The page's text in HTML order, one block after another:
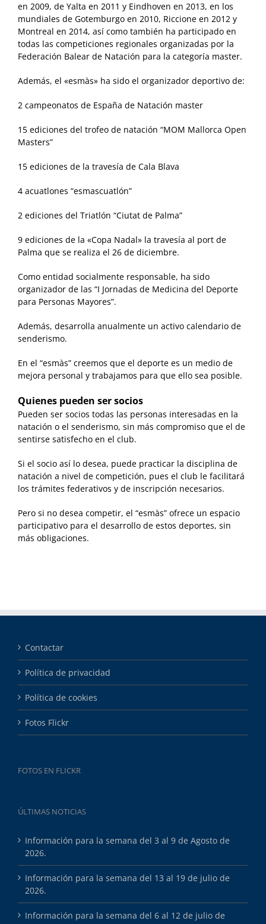
en 2009, de Yalta en 2011 y Eindhoven en 2013, en los
mundiales de Gotemburgo en 2010, Riccione en 2012 y
Montreal en 2014, así como también ha participado en
todas las competiciones regionales organizadas por la
Federación Balear de Natación para la categoría master.
Además, el «esmàs» ha sido el organizador deportivo de:
2 campeonatos de España de Natación master
15 ediciones del trofeo de natación “MOM Mallorca Open
Masters”
15 ediciones de la travesía de Cala Blava
4 acuatlones “esmascuatlón”
2 ediciones del Triatlón “Ciutat de Palma”
9 ediciones de la «Copa Nadal» la travesía al port de
Palma que se realiza el 26 de diciembre.
Como entidad socialmente responsable, ha sido
organizador de las “I Jornadas de Medicina del Deporte
para Personas Mayores”.
Además, desarrolla anualmente un activo calendario de
senderismo.
En el “esmàs” creemos que el deporte es un medio de
mejora personal y trabajamos para que ello sea posible.
Quienes pueden ser socios
Pueden ser socios todas las personas interesadas en la
natación o el senderismo, sin más compromiso que el de
sentirse satisfecho en el club.
Si el socio así lo desea, puede practicar la disciplina de
natación a nivel de competición, pues el club le facilitará
los trámites federativos y de inscripción necesarios.
Pero si no desea competir, el “esmàs” ofrece un espacio
participativo para el desarrollo de estos deportes, sin
más obligaciones.
Contactar
Política de privacidad
Política de cookies
Fotos Flickr
FOTOS EN FLICKR
ÚLTIMAS NOTICIAS
Información para la semana del 3 al 9 de Agosto de
2026.
Información para la semana del 13 al 19 de julio de
2026.
Información para la semana del 6 al 12 de julio de